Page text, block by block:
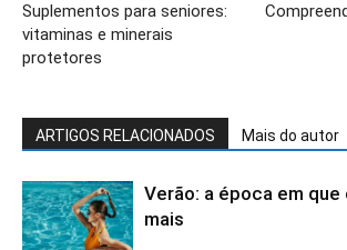
Suplementos para seniores:
vitaminas e minerais
protetores
ARTIGOS RELACIONADOS Mais do autor
Verão: a época em
mais